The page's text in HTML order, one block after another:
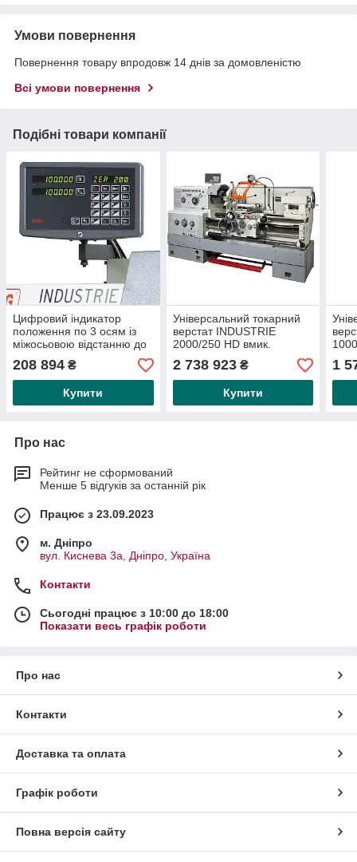
Умови повернення
Повернення товару впродовж 14 днів за домовленістю
Всі умови повернення
Подібні товари компанії
Цифровий індикатор
положення по 3 осям із
міжосьовою відстанню до
1500 мм (включно з
платою за монтаж)
208 894 ₴
Купити
Універсальний токарний
верстат INDUSTRIE
2000/250 HD вмик.
Токарний патрон RÖHM
7,5 кВт, 3250 кг
2 738 923₴
Купити
1
Про нас
Рейтинг не сформований
Менше 5 відгуків за останній рік
Працює з 23.09.2023
м. Дніпро
вул. Киснева 3а, Дніпро, Україна
Контакти
Сьогодні працює з 10:00 до 18:00
Показати весь графік роботи
Про нас
Контакти
Доставка та оплата
Графік роботи
Повна версія сайту